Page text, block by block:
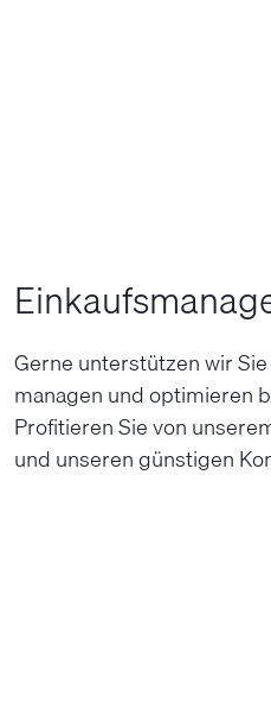
Gerne unter­stützen wir
managen und optimieren
Profitieren Sie von
und unseren günstigen